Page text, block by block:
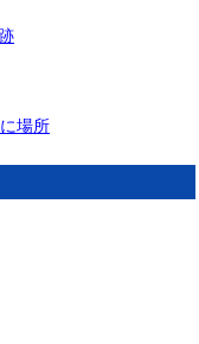
場所